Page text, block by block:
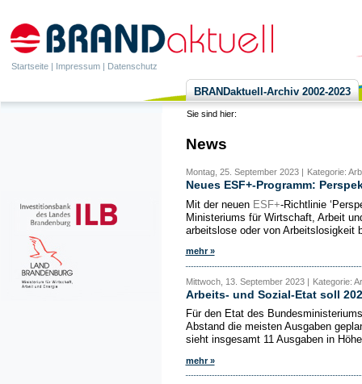
Startseite | Impressum | Datenschutz
BRANDaktuell-Archiv 2002-2023
Sie sind hier:
News
Montag, 25. September 2023 | Kategorie:
Neues ESF+-Programm:
Mit der neuen ESF+-Richtlinie
Ministeriums für Wirtschaft, Arbeit
arbeitslose oder von Arbeitslosigkeit
mehr »
Mittwoch, 13. September 2023 | Kategorie:
Arbeits- und Sozial-Etat soll
Für den Etat des
Abstand die meisten Ausgaben
sieht insgesamt 11 Ausgaben in
mehr »